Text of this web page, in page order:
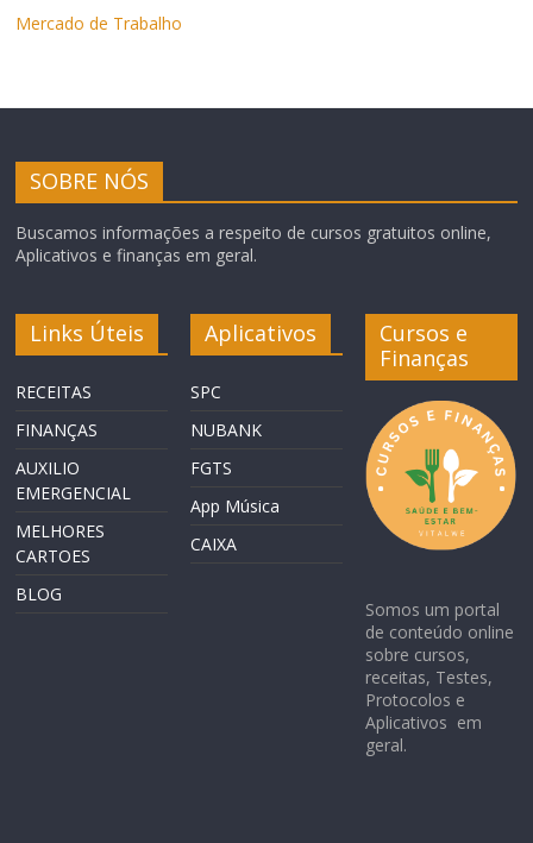
Mercado de Trabalho
SOBRE NÓS
Buscamos informações a respeito de cursos gratuitos online,
Aplicativos e finanças em geral.
Links Úteis
RECEITAS
FINANÇAS
AUXILIO
EMERGENCIAL
MELHORES
CARTOES
BLOG
Aplicativos
SPC
NUBANK
FGTS
App Música
CAIXA
Cursos e
Finanças
Somos um portal
de conteúdo online
sobre cursos,
receitas, Testes,
Protocolos e
Aplicativos em
geral.